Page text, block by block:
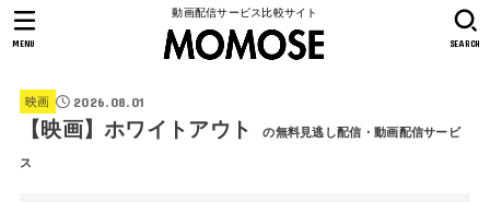
動画配信サービス比較サイト
SEARCH
MENU
映画 2026.08.01
【映画】ホワイトアウト の無料見逃し配信・動画配信サービ
ス